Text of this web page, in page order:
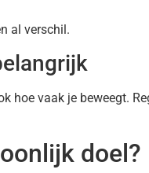
al verschil.
hoe vaak je beweegt.
doel?